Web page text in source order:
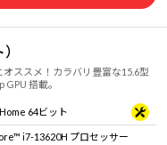
ススメ！カラバリ豊富な15.6型
搭載。
64ビット
i7-13620H プロセッサー